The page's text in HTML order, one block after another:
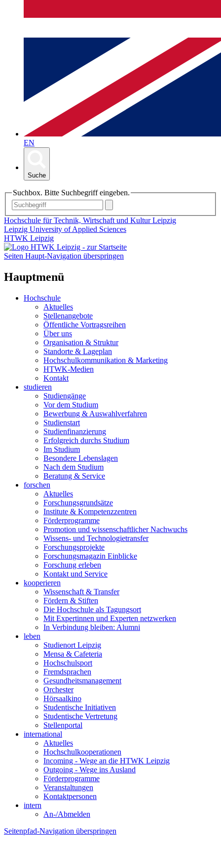
EN
Suche
Suchbox. Bitte Suchbegriff eingeben.
Hochschule für Technik, Wirtschaft und Kultur Leipzig
Leipzig University of Applied Sciences
HTWK Leipzig
Seiten Haupt-Navigation überspringen
Hauptmenü
Hochschule
Aktuelles
Stellenangebote
Öffentliche Vortragsreihen
Über uns
Organisation & Struktur
Standorte & Lageplan
Hochschulkommunikation & Marketing
HTWK-Medien
Kontakt
studieren
Studiengänge
Vor dem Studium
Bewerbung & Auswahlverfahren
Studienstart
Studienfinanzierung
Erfolgreich durchs Studium
Im Studium
Besondere Lebenslagen
Nach dem Studium
Beratung & Service
forschen
Aktuelles
Forschungsgrundsätze
Institute & Kompetenzzentren
Förderprogramme
Promotion und wissenschaftlicher Nachwuchs
Wissens- und Technologietransfer
Forschungsprojekte
Forschungsmagazin Einblicke
Forschung erleben
Kontakt und Service
kooperieren
Wissenschaft & Transfer
Fördern & Stiften
Die Hochschule als Tagungsort
Mit Expertinnen und Experten netzwerken
In Verbindung bleiben: Alumni
leben
Studienort Leipzig
Mensa & Cafeteria
Hochschulsport
Fremdsprachen
Gesundheitsmanagement
Orchester
Hörsaalkino
Studentische Initiativen
Studentische Vertretung
Stellenportal
international
Aktuelles
Hochschulkooperationen
Incoming - Wege an die HTWK Leipzig
Outgoing - Wege ins Ausland
Förderprogramme
Veranstaltungen
Kontaktpersonen
intern
An-/Abmelden
Seitenpfad-Navigation überspringen